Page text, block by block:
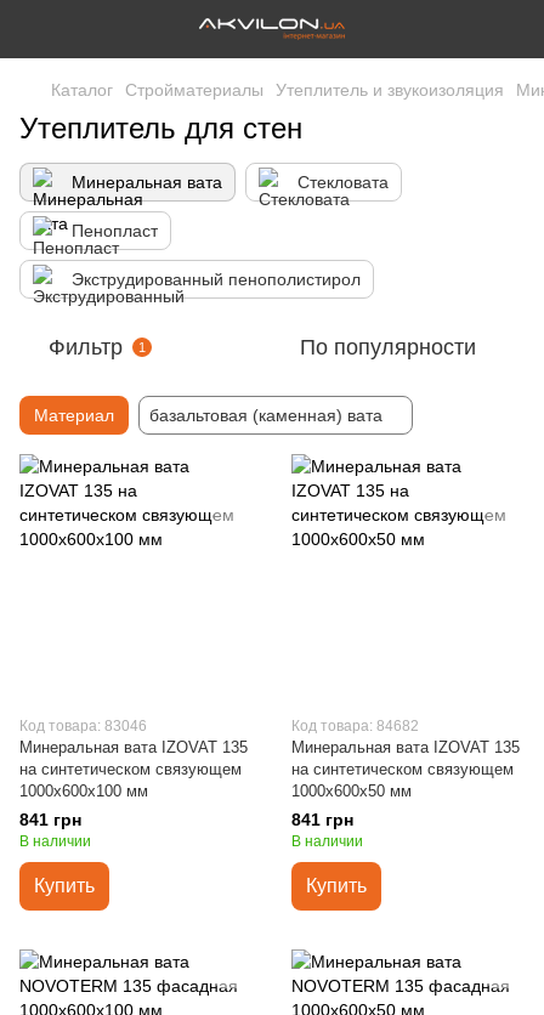
Каталог Стройматериалы Утеплитель и звукоизоляция
Утеплитель для стен
Минеральная вата Стекловата
Пенопласт
Экструдированный пенополистирол
Фильтр 1 По популярности
Материал базальтовая (каменная) вата
Код товара: 83046
Минеральная вата IZOVAT 135
на синтетическом связующем
1000х600х100 мм
841 грн
В наличии
Купить
Код товара: 84682
Минеральная вата IZOVAT 135
на синтетическом связующем
1000х600х50 мм
841 грн
В наличии
Купить